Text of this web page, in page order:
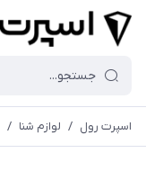
اسپرت رول / لوازم شنا /